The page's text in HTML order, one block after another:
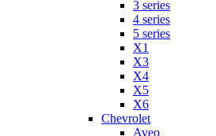
3 series
4 series
5 series
X1
X3
X4
X5
X6
Chevrolet
Aveo